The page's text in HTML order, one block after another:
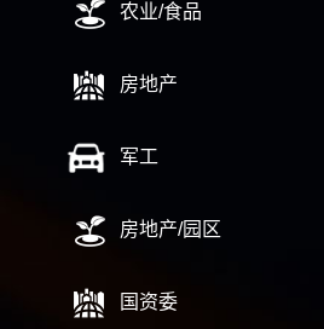
农业/食品
房地产
军工
房地产/园区
国资委